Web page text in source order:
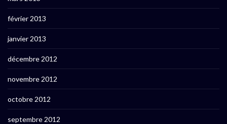
février 2013
janvier 2013
décembre 2012
novembre 2012
octobre 2012
septembre 2012